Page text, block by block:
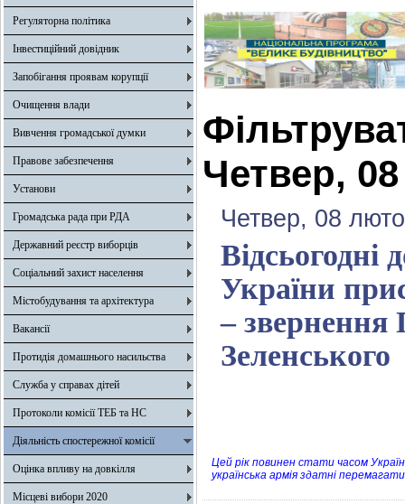
Регуляторна політика
Інвестиційний довідник
Запобігання проявам корупції
Очищення влади
Вивчення громадської думки
Правове забезпечення
Установи
Громадська рада при РДА
Державний реєстр виборців
Соціальний захист населення
Містобудування та архітектура
Вакансії
Протидія домашнього насильства
Служба у справах дітей
Протоколи комісії ТЕБ та НС
Діяльність спостережної комісії
Оцінка впливу на довкілля
Місцеві вибори 2020
Четвер,
Четвер, 08
України
– звернення
Зеленського
Цей рік повинен стати часом
українська армія здатні